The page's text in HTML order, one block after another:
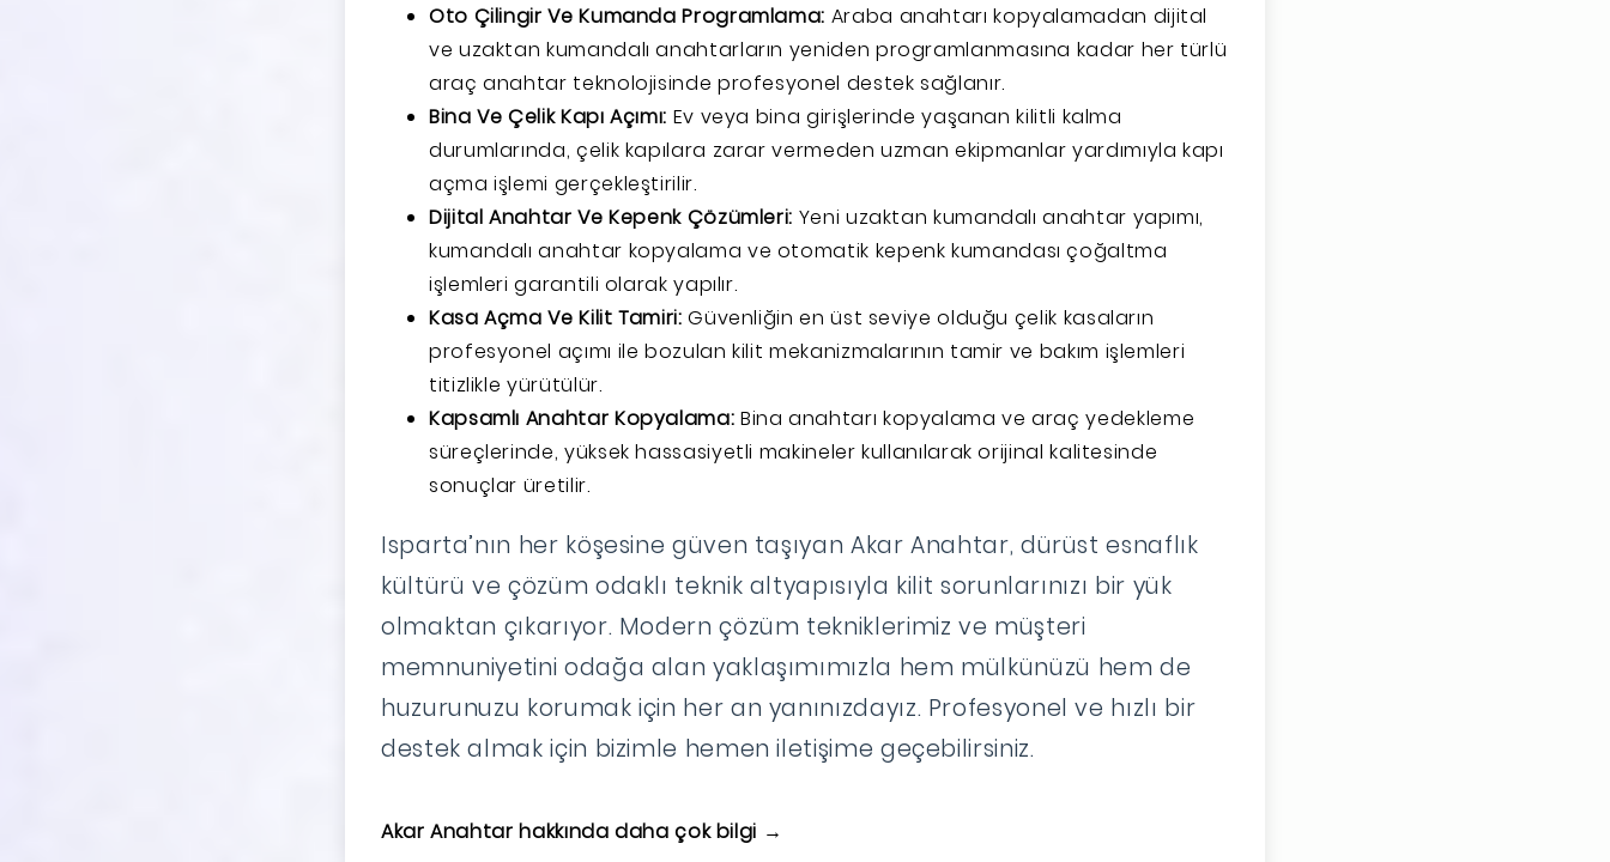
Oto Çilingir Ve Kumanda Programlama: Araba anahtarı kopyalamadan dijital
ve uzaktan kumandalı anahtarların yeniden programlanmasına kadar her türlü
araç anahtar teknolojisinde profesyonel destek sağlanır.
Bina Ve Çelik Kapı Açımı: Ev veya bina girişlerinde yaşanan kilitli kalma
durumlarında, çelik kapılara zarar vermeden uzman ekipmanlar yardımıyla kapı
açma işlemi gerçekleştirilir.
Dijital Anahtar Ve Kepenk Çözümleri: Yeni uzaktan kumandalı anahtar yapımı,
kumandalı anahtar kopyalama ve otomatik kepenk kumandası çoğaltma
işlemleri garantili olarak yapılır.
Kasa Açma Ve Kilit Tamiri: Güvenliğin en üst seviye olduğu çelik kasaların
profesyonel açımı ile bozulan kilit mekanizmalarının tamir ve bakım işlemleri
titizlikle yürütülür.
Kapsamlı Anahtar Kopyalama: Bina anahtarı kopyalama ve araç yedekleme
süreçlerinde, yüksek hassasiyetli makineler kullanılarak orijinal kalitesinde
sonuçlar üretilir.
Isparta’nın her köşesine güven taşıyan Akar Anahtar, dürüst esnaflık
kültürü ve çözüm odaklı teknik altyapısıyla kilit sorunlarınızı bir yük
olmaktan çıkarıyor. Modern çözüm tekniklerimiz ve müşteri
memnuniyetini odağa alan yaklaşımımızla hem mülkünüzü hem de
huzurunuzu korumak için her an yanınızdayız. Profesyonel ve hızlı bir
destek almak için bizimle hemen iletişime geçebilirsiniz.
Akar Anahtar hakkında daha çok bilgi →